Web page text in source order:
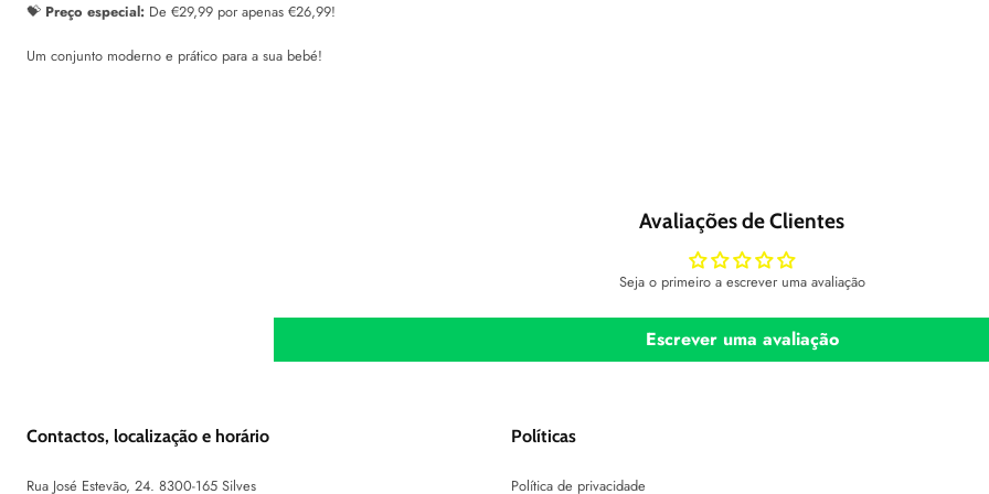
💝 Preço especial: De €29,99 por apenas €26,99!
Um conjunto moderno e prático para a sua bebé!
Avaliações de Clientes
Seja o primeiro a escrever uma avaliação
Escrever uma avaliação
Contactos, localização e horário
Rua José Estevão, 24. 8300-165 Silves
Políticas
Política de privacidade